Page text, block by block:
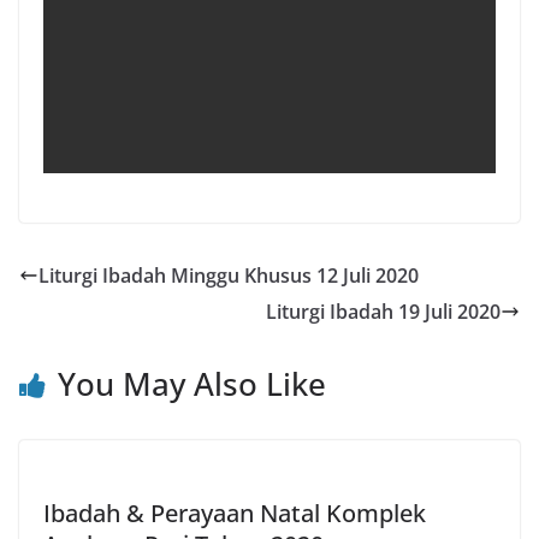
Liturgi Ibadah Minggu Khusus 12 Juli 2020
Liturgi Ibadah 19 Juli 2020
You May Also Like
Ibadah & Perayaan Natal Komplek